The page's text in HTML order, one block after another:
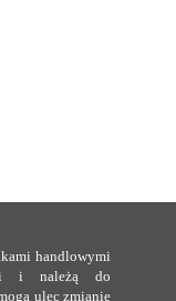
handlowymi
i należą do
ulec zmianie